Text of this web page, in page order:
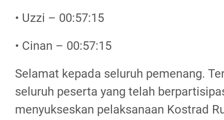
• Uzzi – 00:57:15
• Cinan – 00:57:15
Selamat kepada seluruh pemenang.
seluruh peserta yang telah
menyukseskan pelaksanaan Kostrad